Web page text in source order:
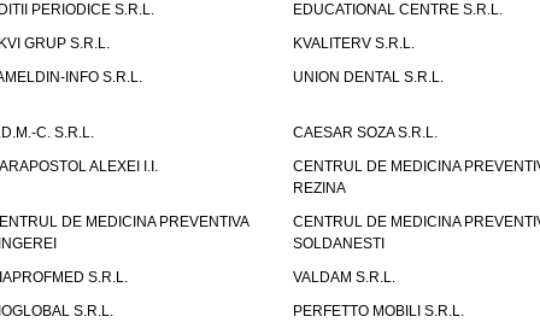
PERIODICE S.R.L.
EDUCATIONAL CENTRE S.R.L.
GRUP S.R.L.
KVALITERV S.R.L.
INFO S.R.L.
UNION DENTAL S.R.L.
C. S.R.L.
CAESAR SOZA S.R.L.
ALEXEI I.I.
CENTRUL DE MEDICINA
REZINA
DE MEDICINA PREVENTIVA
CENTRUL DE MEDICINA
SOLDANESTI
S.R.L.
VALDAM S.R.L.
S.R.L.
PERFETTO MOBILI S.R.L.